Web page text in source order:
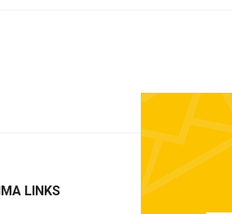
LINKS